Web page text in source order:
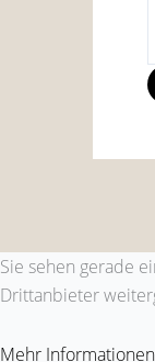
Sie sehen gerade
Drittanbieter
Mehr Informationen